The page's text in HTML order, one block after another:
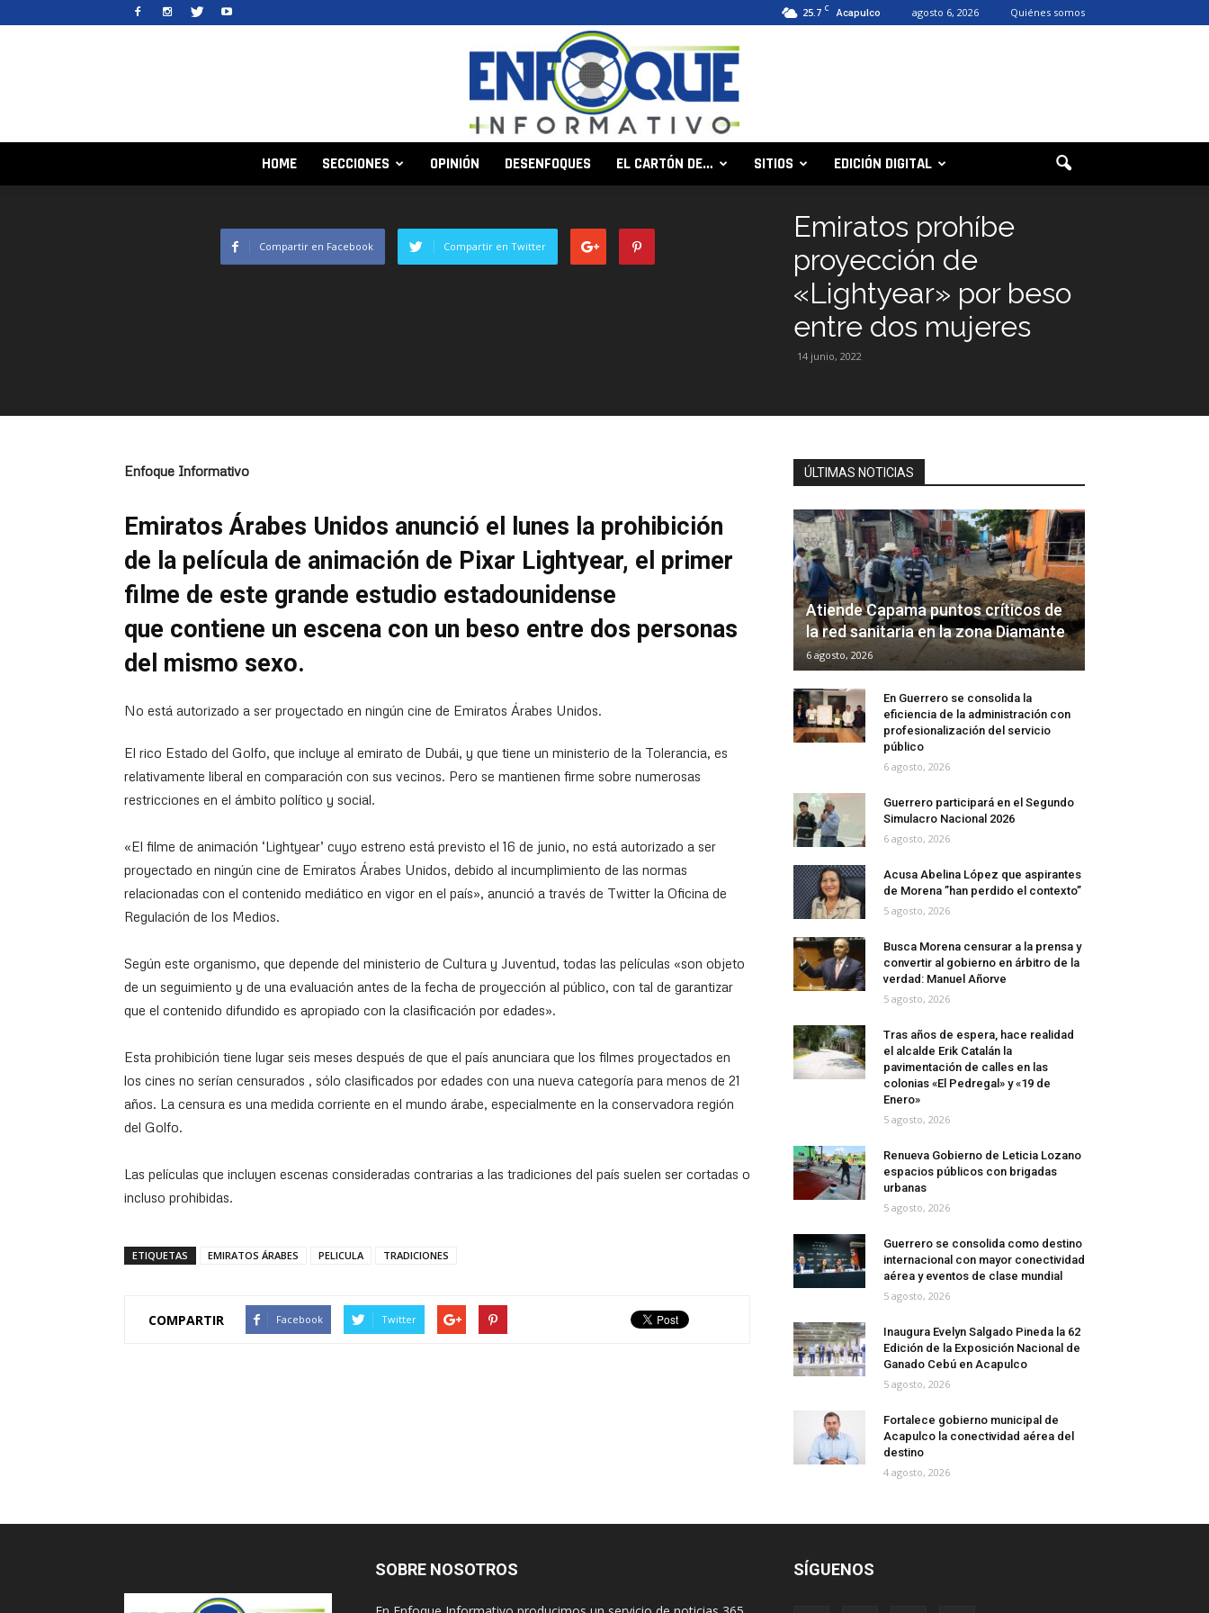
25.7 C Acapulco agosto 6, 2026 Quiénes somos
HOME SECCIONES OPINIÓN DESENFOQUES EL CARTÓN DE… SITIOS EDICIÓN DIGITAL
Emiratos prohíbe
proyección de
«Lightyear» por beso
entre dos mujeres
14 junio, 2022
Compartir en Facebook Compartir en Twitter
Enfoque Informativo
Emiratos Árabes Unidos anunció el lunes la prohibición
de la película de animación de Pixar Lightyear, el primer
filme de este grande estudio estadounidense
que contiene un escena con un beso entre dos personas
del mismo sexo.
No está autorizado a ser proyectado en ningún cine de Emiratos Árabes Unidos.
El rico Estado del Golfo, que incluye al emirato de Dubái, y que tiene un ministerio de la Tolerancia, es
relativamente liberal en comparación con sus vecinos. Pero se mantienen firme sobre numerosas
restricciones en el ámbito político y social.
«El filme de animación ‘Lightyear’ cuyo estreno está previsto el 16 de junio, no está autorizado a ser
proyectado en ningún cine de Emiratos Árabes Unidos, debido al incumplimiento de las normas
relacionadas con el contenido mediático en vigor en el país», anunció a través de Twitter la Oficina de
Regulación de los Medios.
Según este organismo, que depende del ministerio de Cultura y Juventud, todas las películas «son objeto
de un seguimiento y de una evaluación antes de la fecha de proyección al público, con tal de garantizar
que el contenido difundido es apropiado con la clasificación por edades».
Esta prohibición tiene lugar seis meses después de que el país anunciara que los filmes proyectados en
los cines no serían censurados , sólo clasificados por edades con una nueva categoría para menos de 21
años. La censura es una medida corriente en el mundo árabe, especialmente en la conservadora región
del Golfo.
Las películas que incluyen escenas consideradas contrarias a las tradiciones del país suelen ser cortadas o
incluso prohibidas.
ETIQUETAS EMIRATOS ÁRABES PELICULA TRADICIONES
COMPARTIR Facebook Twitter
ÚLTIMAS NOTICIAS
Atiende Capama puntos críticos de
la red sanitaria en la zona Diamante
6 agosto, 2026
En Guerrero se consolida la
eficiencia de la administración con
profesionalización del servicio
público
6 agosto, 2026
Guerrero participará en el Segundo
Simulacro Nacional 2026
6 agosto, 2026
Acusa Abelina López que aspirantes
de Morena ”han perdido el contexto”
5 agosto, 2026
Busca Morena censurar a la prensa y
convertir al gobierno en árbitro de la
verdad: Manuel Añorve
5 agosto, 2026
Tras años de espera, hace realidad
el alcalde Erik Catalán la
pavimentación de calles en las
colonias «El Pedregal» y «19 de
Enero»
5 agosto, 2026
Renueva Gobierno de Leticia Lozano
espacios públicos con brigadas
urbanas
5 agosto, 2026
Guerrero se consolida como destino
internacional con mayor conectividad
aérea y eventos de clase mundial
5 agosto, 2026
Inaugura Evelyn Salgado Pineda la 62
Edición de la Exposición Nacional de
Ganado Cebú en Acapulco
5 agosto, 2026
Fortalece gobierno municipal de
Acapulco la conectividad aérea del
destino
4 agosto, 2026
SOBRE NOSOTROS SÍGUENOS